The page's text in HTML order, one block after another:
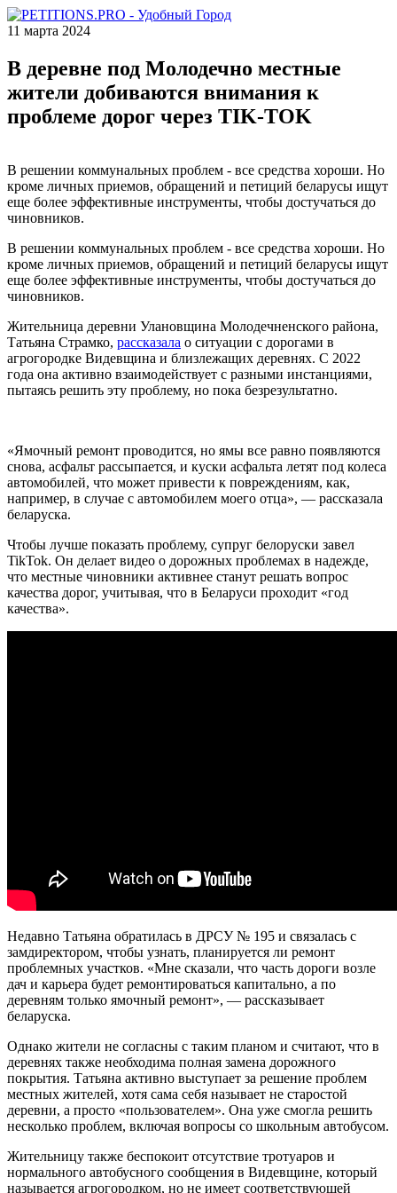
11 марта 2024
В деревне под Молодечно местные
жители добиваются внимания к
проблеме дорог через TIK-TOK
В решении коммунальных проблем - все средства хороши. Но
кроме личных приемов, обращений и петиций беларусы ищут
еще более эффективные инструменты, чтобы достучаться до
чиновников.
В решении коммунальных проблем - все средства хороши. Но
кроме личных приемов, обращений и петиций беларусы ищут
еще более эффективные инструменты, чтобы достучаться до
чиновников.
Жительница деревни Улановщина Молодечненского района,
Татьяна Страмко, рассказала о ситуации с дорогами в
агрогородке Видевщина и близлежащих деревнях. С 2022
года она активно взаимодействует с разными инстанциями,
пытаясь решить эту проблему, но пока безрезультатно.
«Ямочный ремонт проводится, но ямы все равно появляются
снова, асфальт рассыпается, и куски асфальта летят под колеса
автомобилей, что может привести к повреждениям, как,
например, в случае с автомобилем моего отца», — рассказала
беларуска.
Чтобы лучше показать проблему, супруг белоруски завел
TikTok. Он делает видео о дорожных проблемах в надежде,
что местные чиновники активнее станут решать вопрос
качества дорог, учитывая, что в Беларуси проходит «год
качества».
Недавно Татьяна обратилась в ДРСУ № 195 и связалась с
замдиректором, чтобы узнать, планируется ли ремонт
проблемных участков. «Мне сказали, что часть дороги возле
дач и карьера будет ремонтироваться капитально, а по
деревням только ямочный ремонт», — рассказывает
беларуска.
Однако жители не согласны с таким планом и считают, что в
деревнях также необходима полная замена дорожного
покрытия. Татьяна активно выступает за решение проблем
местных жителей, хотя сама себя называет не старостой
деревни, а просто «пользователем». Она уже смогла решить
несколько проблем, включая вопросы со школьным автобусом.
Жительницу также беспокоит отсутствие тротуаров и
нормального автобусного сообщения в Видевщине, который
называется агрогородком, но не имеет соответствующей